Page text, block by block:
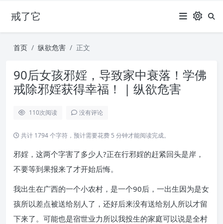
戒了它
首页 纵欲危害 正文
90后女孩邪婬，导致家中衰落！学佛
戒除邪婬获得幸福！ | 纵欲危害
110次阅读 没有评论
共计 1794 个字符，预计需要花费 5 分钟才能阅读完成。
邪婬，这两个字害了多少人?正在行邪婬的赶紧回头是岸，
不要等到果报来了才开始后悔。
我出生在广西的一个小农村，是一个90后，一出生因为是女
孩所以差点被送给别人了，还好后来没有送给别人所以才留
下来了。可能也是宿世业力所以我投生的家庭可以说是全村